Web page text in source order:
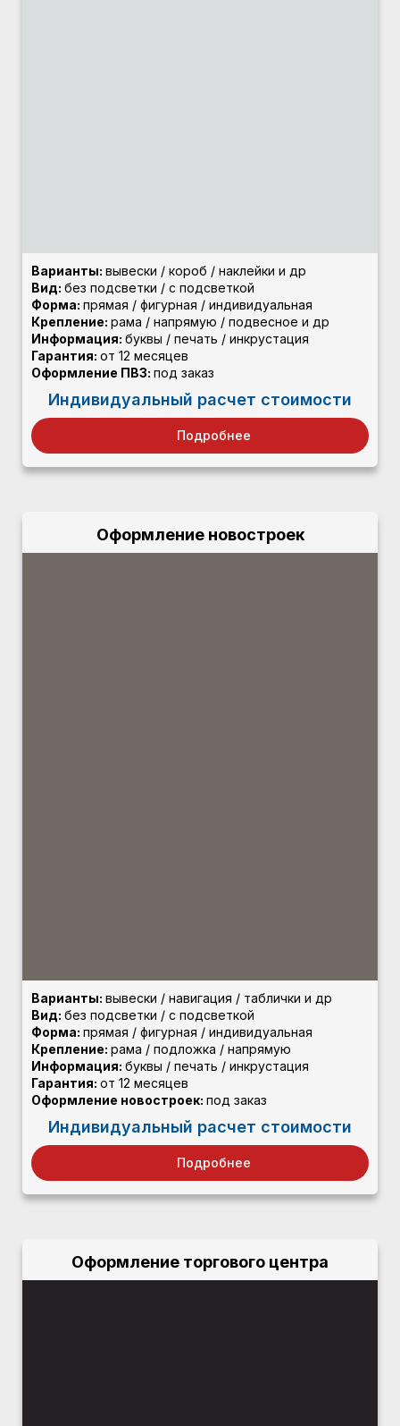
Варианты: вывески / короб / наклейки и др
Вид: без подсветки / с подсветкой
Форма: прямая / фигурная / индивидуальная
Крепление: рама / напрямую / подвесное и др
Информация: буквы / печать / инкрустация
Гарантия: от 12 месяцев
Оформление ПВЗ: под заказ
Индивидуальный расчет стоимости
Подробнее
Оформление новостроек
Варианты: вывески / навигация / таблички и др
Вид: без подсветки / с подсветкой
Форма: прямая / фигурная / индивидуальная
Крепление: рама / подложка / напрямую
Информация: буквы / печать / инкрустация
Гарантия: от 12 месяцев
Оформление новостроек: под заказ
Индивидуальный расчет стоимости
Подробнее
Оформление торгового центра